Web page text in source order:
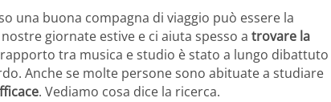
una buona compagna di viaggio può essere la
giornate estive e ci aiuta spesso a trovare la
tra musica e studio è stato a lungo dibattuto
Anche se molte persone sono abituate a studiare
. Vediamo cosa dice la ricerca.